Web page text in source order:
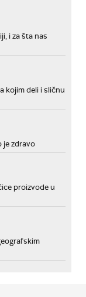
i za šta nas
kojim deli i sličnu
je zdravo
proizvode u